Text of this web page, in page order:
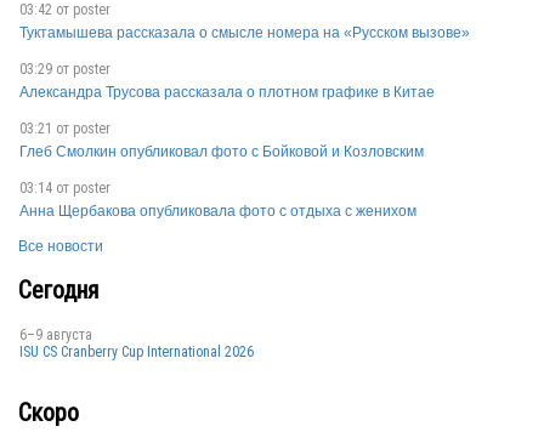
03:42 от poster
Туктамышева рассказала о смысле номера на «Русском вызове»
03:29 от poster
Александра Трусова рассказала о плотном графике в Китае
03:21 от poster
Глеб Смолкин опубликовал фото с Бойковой и Козловским
03:14 от poster
Анна Щербакова опубликовала фото с отдыха с женихом
Все новости
Сегодня
6–9 августа
ISU CS Cranberry Cup International 2026
Скоро